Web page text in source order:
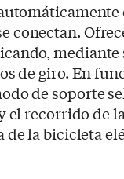
conectan.
mediante
de giro. En
de soporte
recorrido de
de la bicicleta